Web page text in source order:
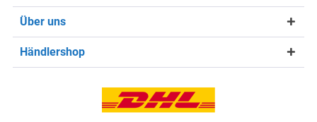
Über uns
Händlershop